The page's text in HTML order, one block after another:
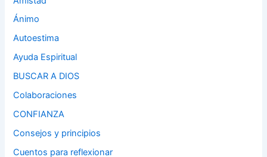
Ánimo
Autoestima
Ayuda Espiritual
BUSCAR A DIOS
Colaboraciones
CONFIANZA
Consejos y principios
Cuentos para reflexionar